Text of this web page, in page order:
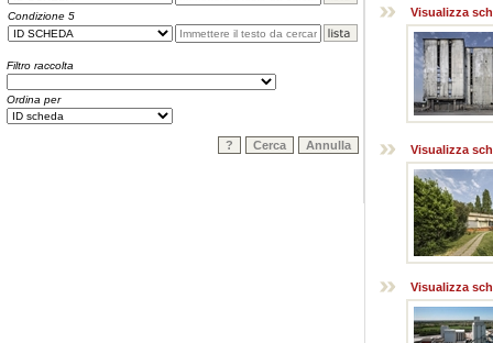
Condizione 5
Filtro raccolta
Ordina per